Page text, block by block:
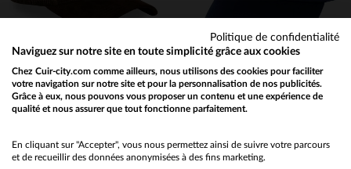
VON DUTCH
35,00 €
TOP GUN
35,00 €
Would you like to be redirected to our English site?
No
Politique de confidentialité
Naviguez sur notre site en toute simplicité grâce aux cookies
Chez Cuir-city.com comme ailleurs, nous utilisons des cookies pour faciliter
votre navigation sur notre site et pour la personnalisation de nos publicités.
Grâce à eux, nous pouvons vous proposer un contenu et une expérience de
qualité et nous assurer que tout fonctionne parfaitement.
En cliquant sur "Accepter", vous nous permettez ainsi de suivre votre parcours
et de recueillir des données anonymisées à des fins marketing.